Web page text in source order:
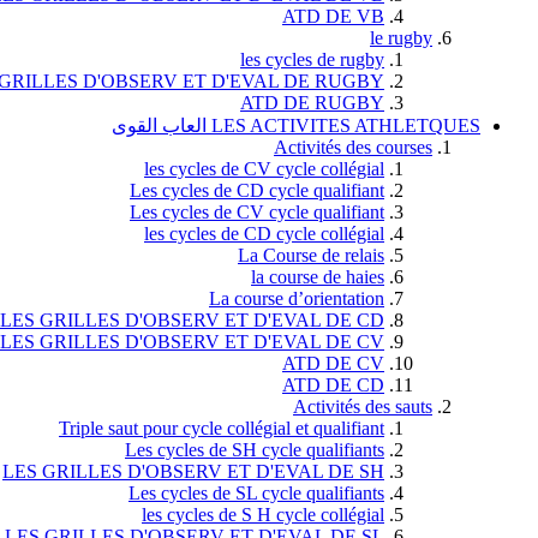
ATD DE VB
le rugby
les cycles de rugby
D'OBSERV ET D'EVAL DE RUGBY
ATD DE RUGBY
LES ACTIVITES ATHLETQUES العاب القوى
Activités des courses
les cycles de CV cycle collégial
Les cycles de CD cycle qualifiant
Les cycles de CV cycle qualifiant
les cycles de CD cycle collégial
La Course de relais
la course de haies
La course d’orientation
LES GRILLES D'OBSERV ET D'EVAL DE CD
LES GRILLES D'OBSERV ET D'EVAL DE CV
ATD DE CV
ATD DE CD
Activités des sauts
Triple saut pour cycle collégial et qualifiant
Les cycles de SH cycle qualifiants
LES GRILLES D'OBSERV ET D'EVAL DE SH
Les cycles de SL cycle qualifiants
les cycles de S H cycle collégial